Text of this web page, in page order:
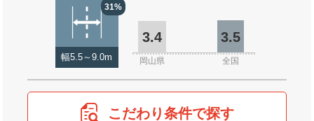
31%
幅5.5～9.0m
3.4 3.5
岡山県 全国
こだわり条件で探す